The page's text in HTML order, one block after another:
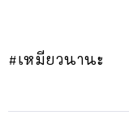
#เหมียวนานะ